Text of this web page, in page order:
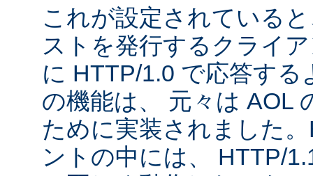
これが設定されている
ストを発行するクライ
に HTTP/1.0 で応答す
の機能は、 元々は AOL
ために実装されました
ントの中には、 HTTP/